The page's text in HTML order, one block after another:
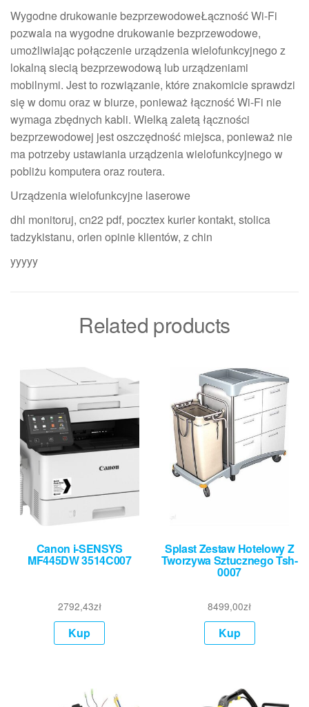
Wygodne drukowanie bezprzewodoweŁączność Wi-Fi
pozwala na wygodne drukowanie bezprzewodowe,
umożliwiając połączenie urządzenia wielofunkcyjnego z
lokalną siecią bezprzewodową lub urządzeniami
mobilnymi. Jest to rozwiązanie, które znakomicie sprawdzi
się w domu oraz w biurze, ponieważ łączność Wi-Fi nie
wymaga zbędnych kabli. Wielką zaletą łączności
bezprzewodowej jest oszczędność miejsca, ponieważ nie
ma potrzeby ustawiania urządzenia wielofunkcyjnego w
pobliżu komputera oraz routera.
Urządzenia wielofunkcyjne laserowe
dhl monitoruj, cn22 pdf, pocztex kurier kontakt, stolica
tadzykistanu, orlen opinie klientów, z chin
yyyyy
Related products
Canon i-SENSYS
MF445DW 3514C007
2792,43zł
Kup
Splast Zestaw Hotelowy Z
Tworzywa Sztucznego Tsh-
0007
8499,00zł
Kup